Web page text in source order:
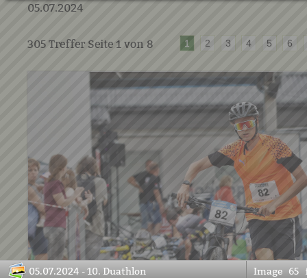
05.07.2024
305 Treffer Seite 1 von 8 1 2 3 4 5 6
05.07.2024 - 10. Duathlon Image 65